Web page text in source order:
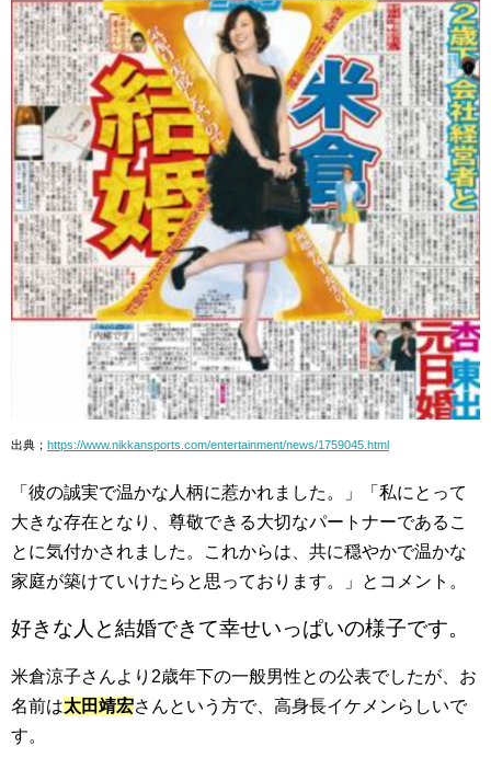
出典； https://www.nikkansports.com/entertainment/news/1759045.html
「彼の誠実で温かな人柄に惹かれました。」「私にとって
大きな存在となり、尊敬できる大切なパートナーであるこ
とに気付かされました。これからは、共に穏やかで温かな
家庭が築けていけたらと思っております。」とコメント。
好きな人と結婚できて幸せいっぱいの様子です。
米倉涼子さんより2歳年下の一般男性との公表でしたが、お
名前は太田靖宏さんという方で、高身長イケメンらしいで
す。